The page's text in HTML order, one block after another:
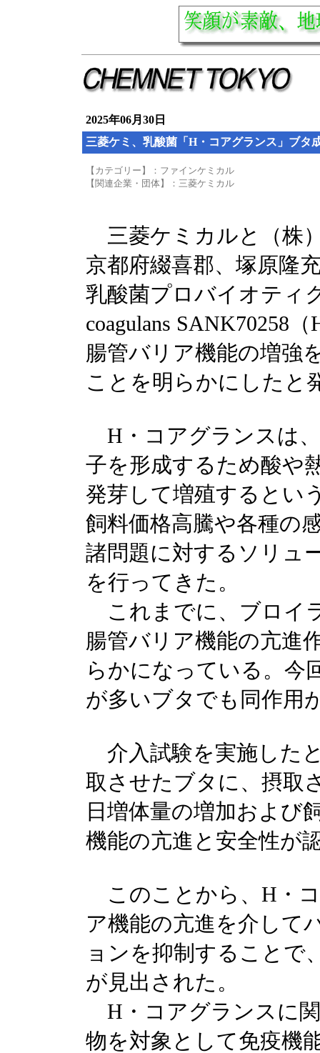
2025年06月30日
三菱ケミ、乳酸菌「H・コアグランス」ブタ
【カテゴリー】：ファインケミカル
【関連企業・団体】：三菱ケミカル
三菱ケミカルと（株
京都府綴喜郡、塚原隆
乳酸菌プロバイオティ
coagulans SANK70258
腸管バリア機能の増強
ことを明らかにしたと
H・コアグランスは
子を形成するため酸や
発芽して増殖するとい
飼料価格高騰や各種の
諸問題に対するソリュ
を行ってきた。
これまでに、ブロイ
腸管バリア機能の亢進
らかになっている。今
が多いブタでも同作用
介入試験を実施した
取させたブタに、摂取
日増体量の増加および
機能の亢進と安全性が
このことから、H・
ア機能の亢進を介して
ョンを抑制することで
が見出された。
H・コアグランスに
物を対象として免疫機